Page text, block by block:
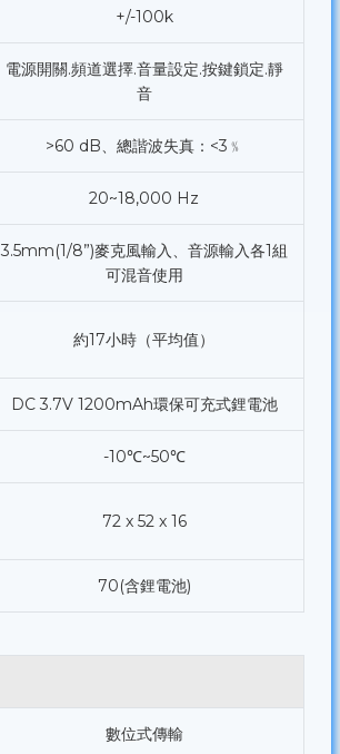
+/-100k
電源開關.頻道選擇.音量設定.按鍵鎖定.靜
音
>60 dB、總諧波失真：<3﹪
20~18,000 Hz
3.5mm(1/8”)麥克風輸入、音源輸入各1組
可混音使用
約17小時（平均值）
DC 3.7V 1200mAh環保可充式鋰電池
-10℃~50℃
72 x 52 x 16
70(含鋰電池)
數位式傳輸